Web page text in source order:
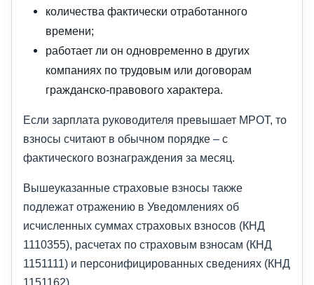
количества фактически отработанного
времени;
работает ли он одновременно в других
компаниях по трудовым или договорам
гражданско-правового характера.
Если зарплата руководителя превышает МРОТ, то
взносы считают в обычном порядке – с
фактического вознаграждения за месяц.
Вышеуказанные страховые взносы также
подлежат отражению в Уведомлениях об
исчисленных суммах страховых взносов (КНД
1110355), расчетах по страховым взносам (КНД
1151111) и персонифицированных сведениях (КНД